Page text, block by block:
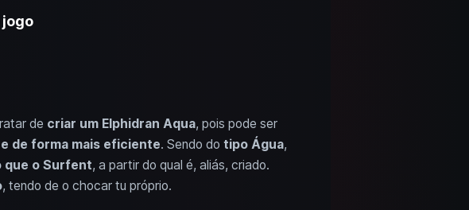
de criar um Elphidran Aqua, pois pode ser
de forma mais eficiente. Sendo do tipo Água,
que o Surfent, a partir do qual é, aliás, criado.
, tendo de o chocar tu próprio.